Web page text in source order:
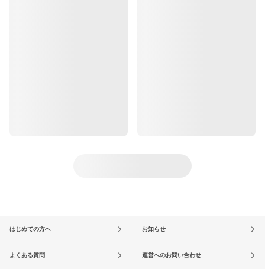
はじめての方へ お知らせ
よくある質問 運営へのお問い合わせ